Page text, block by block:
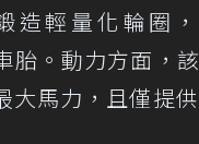
造輕量化輪圈
。動力方面，
馬力，且僅提